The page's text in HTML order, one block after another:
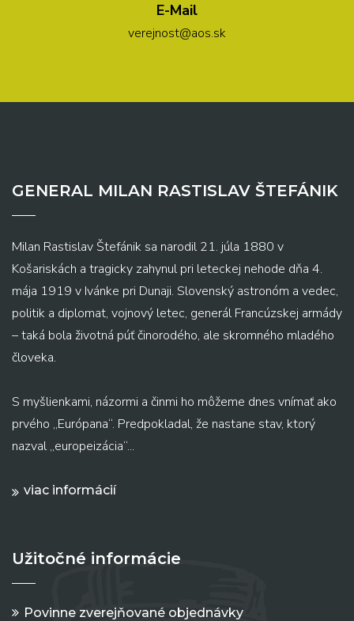
E-Mail
verejnost@aos.sk
GENERAL MILAN RASTISLAV ŠTEFÁNIK
Milan Rastislav Štefánik sa narodil 21. júla 1880 v
Košariskách a tragicky zahynul pri leteckej nehode dňa 4.
mája 1919 v Ivánke pri Dunaji. Slovenský astronóm a vedec,
politik a diplomat, vojnový letec, generál Francúzskej armády
– taká bola životná púť činorodého, ale skromného mladého
človeka.
S myšlienkami, názormi a činmi ho môžeme dnes vnímať ako
prvého „Európana“. Predpokladal, že nastane stav, ktorý
nazval „europeizácia“...
viac informácií
Užitočné informácie
Povinne zverejňované objednávky